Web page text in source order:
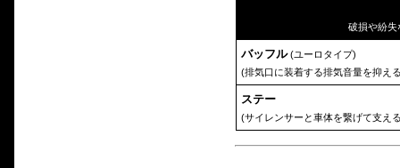
破損や紛失
バッフル(ユーロタイプ)
(排気口に装着する排気音量を抑え
ステー
(サイレンサーと車体を繋げて支え